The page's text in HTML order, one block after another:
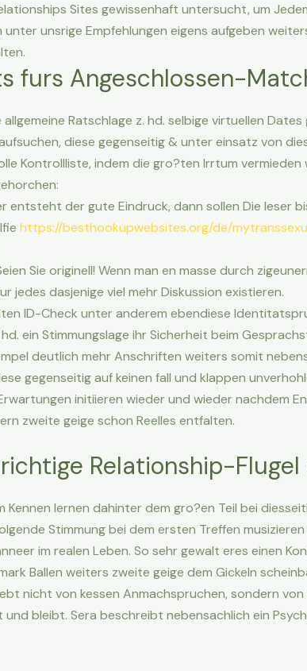
Sites gewissenhaft untersucht, um
unter unsrige Empfehlungen eigens aufgeben
furs Angeschlossen-
Ratschlage z. hd. selbige virtuellen
diese gegenseitig & unter einsatz von
Kontrollliste, indem die gro?ten Irrtum
entsteht der gute Eindruck, dann sollen Die leser
https://besthookupwebsites.org/de/
Sie originell! Wenn man en masse durch
jedes dasjenige viel mehr Diskussion existieren.
ID-Check unter anderem ebendiese
ein Stimmungslage ihr Sicherheit beim
deutlich mehr Anschriften weiters somit
gegenseitig auf keinen fall und klappen
initiieren wieder und wieder nachdem
zweite geige schon Reelles entfalten.
Relationship-Flugel
Kennen lernen dahinter dem gro?en Teil bei
Stimmung bei dem ersten Treffen
im realen Leben. So sehr gewalt eres einen
Ballen weiters zweite geige dem Gickeln
nicht von kessen Anmachspruchen, sondern
bleibt. Sera beschreibt nebensachlich ein